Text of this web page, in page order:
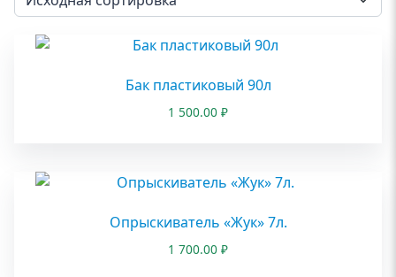
Бак пластиковый 90л
1 500.00 ₽
Опрыскиватель «Жук» 7л.
1 700.00 ₽